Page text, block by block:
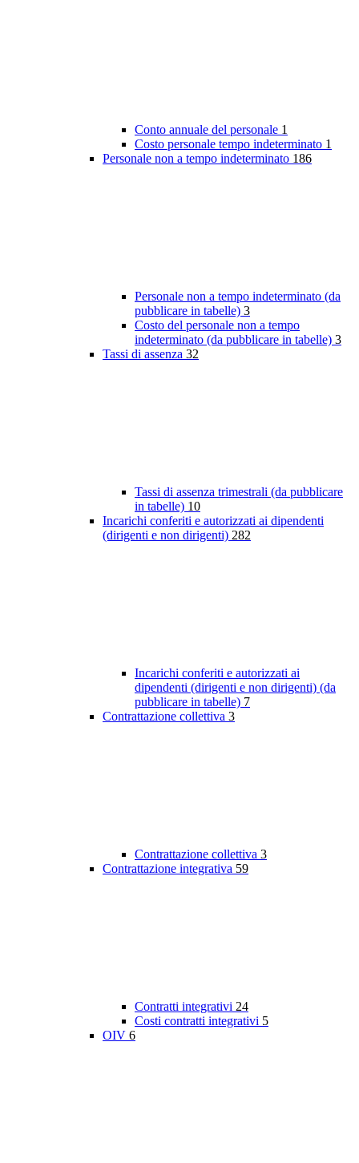
Conto annuale del personale 1
Costo personale tempo indeterminato 1
Personale non a tempo indeterminato 186
Personale non a tempo indeterminato (da
pubblicare in tabelle) 3
Costo del personale non a tempo
indeterminato (da pubblicare in tabelle) 3
Tassi di assenza 32
Tassi di assenza trimestrali (da pubblicare
in tabelle) 10
Incarichi conferiti e autorizzati ai dipendenti
(dirigenti e non dirigenti) 282
Incarichi conferiti e autorizzati ai
dipendenti (dirigenti e non dirigenti) (da
pubblicare in tabelle) 7
Contrattazione collettiva 3
Contrattazione collettiva 3
Contrattazione integrativa 59
Contratti integrativi 24
Costi contratti integrativi 5
OIV 6